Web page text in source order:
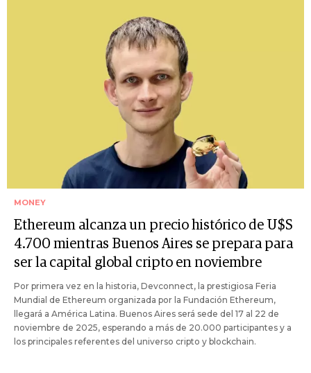
MONEY
Ethereum alcanza un precio histórico de U$S
4.700 mientras Buenos Aires se prepara para
ser la capital global cripto en noviembre
Por primera vez en la historia, Devconnect, la prestigiosa Feria
Mundial de Ethereum organizada por la Fundación Ethereum,
llegará a América Latina. Buenos Aires será sede del 17 al 22 de
noviembre de 2025, esperando a más de 20.000 participantes y a
los principales referentes del universo cripto y blockchain.